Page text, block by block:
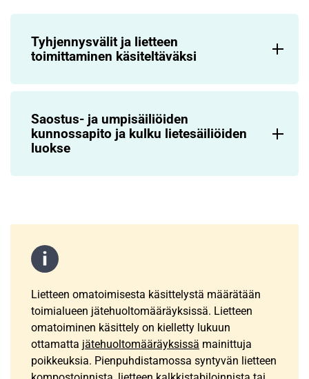
Tyhjennysvälit ja lietteen
toimittaminen käsiteltäväksi
Saostus- ja umpisäiliöiden
kunnossapito ja kulku lietesäiliöiden
luokse
Lietteen omatoimisesta käsittelystä määrätään
toimialueen jätehuoltomääräyksissä. Lietteen
omatoiminen käsittely on kielletty lukuun
ottamatta jätehuoltomääräyksissä mainittuja
poikkeuksia. Pienpuhdistamossa syntyvän lietteen